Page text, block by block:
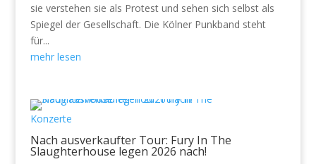
sie verstehen sie als Protest und sehen sich selbst als
Spiegel der Gesellschaft. Die Kölner Punkband steht
für...
mehr lesen
Konzerte
Nach ausverkaufter Tour: Fury In The
Slaughterhouse legen 2026 nach!